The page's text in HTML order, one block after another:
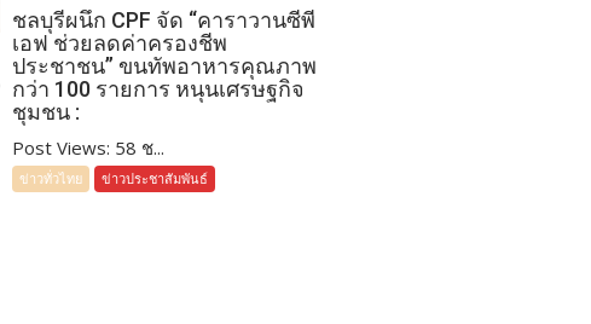
ชลบุรีผนึก CPF จัด “คาราวานซีพี
เอฟ ช่วยลดค่าครองชีพ
ประชาชน” ขนทัพอาหารคุณภาพ
กว่า 100 รายการ หนุนเศรษฐกิจ
ชุมชน :
Post Views: 58 ช...
ข่าวทั่วไทย ข่าวประชาสัมพันธ์